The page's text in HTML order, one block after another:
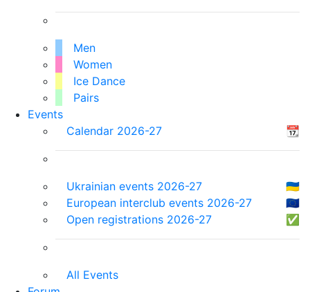
Men
Women
Ice Dance
Pairs
Events
Calendar 2026-27
📆
Ukrainian events 2026-27
🇺🇦
European interclub events 2026-27
🇪🇺
Open registrations 2026-27
✅
All Events